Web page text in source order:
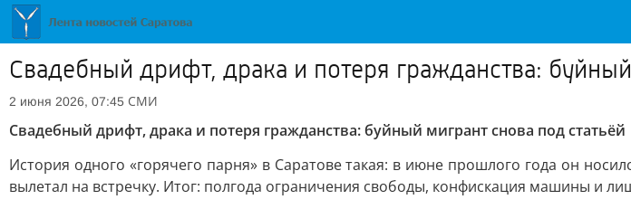
Свадебный дрифт, драка и потеря гражданства:
2 июня 2026, 07:45 СМИ
Свадебный дрифт, драка и потеря гражданства: буйный мигрант снова под статьёй
История одного «горячего парня» в Саратове такая: в июне прошлого года он
вылетал на встречку. Итог: полгода ограничения свободы, конфискация машины и